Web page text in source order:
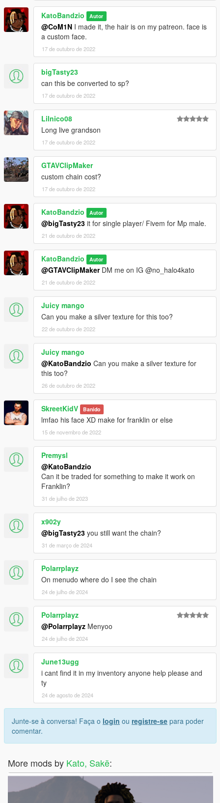
KatoBandzio Autor
@CoM1N I made it, the hair is on my patreon. face is
a custom face.
17 de outubro de 2022
bigTasty23
can this be converted to sp?
17 de outubro de 2022
Lilnico08
Long live grandson
17 de outubro de 2022
GTAVClipMaker
custom chain cost?
17 de outubro de 2022
KatoBandzio Autor
@bigTasty23 it for single player/ Fivem for Mp male.
21 de outubro de 2022
KatoBandzio Autor
@GTAVClipMakerDM me on IG @no_halo4kato
21 de outubro de 2022
Juicy mango
Can you make a silver texture for this too?
22 de outubro de 2022
Juicy mango
@KatoBandzio Can you make a silver texture for
this too?
26 de outubro de 2022
SkreetKidV Banido
lmfao his face XD make for franklin or else
15 de novembro de 2022
Premysl
@KatoBandzio
Can it be traded for something to make it work on
Franklin?
31 de julho de 2023
x902y
@bigTasty23 you still want the chain?
31 de março de 2024
Polarrplayz
On menudo where do I see the chain
24 de julho de 2024
Polarrplayz
@Polarrplayz Menyoo
24 de julho de 2024
June13ugg
i cant find it in my inventory anyone help please and
ty
24 de agosto de 2024
Junte-se à conversa! Faça o login ou registre-se para poder
comentar.
More mods by Kato, Sakë: